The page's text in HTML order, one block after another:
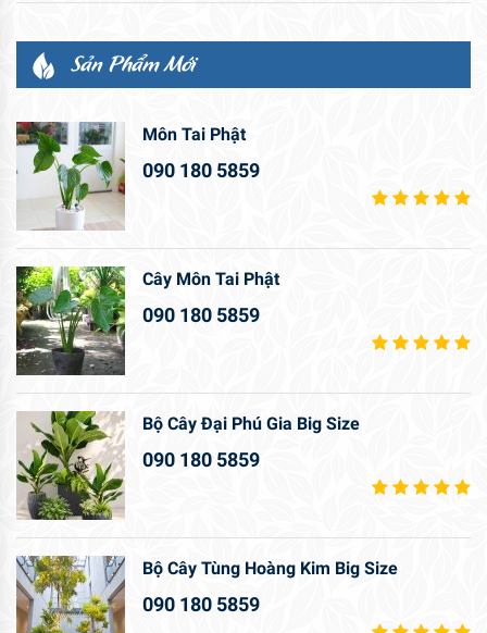
Sản Phẩm Mới
Môn Tai Phật
090 180 5859
Cây Môn Tai Phật
090 180 5859
Bộ Cây Đại Phú Gia Big Size
090 180 5859
Bộ Cây Tùng Hoàng Kim Big Size
090 180 5859